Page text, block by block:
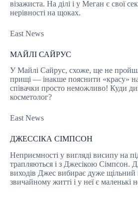
візажиста. На ділі і у Меган є свої
нерівності на щоках.
East News
МАЙЛІ САЙРУС
У Майлі Сайрус, схоже, ще не
прищі — інакше пояснити «красу»
співачки просто неможливо! Куди
косметолог?
East News
ДЖЕССІКА СІМПСОН
Неприємності у вигляді висипу на
трапляються і з Джесікою Сімпсон.
виходів Джес вибирає дуже щільний
звичайному житті і у неї є маленькі